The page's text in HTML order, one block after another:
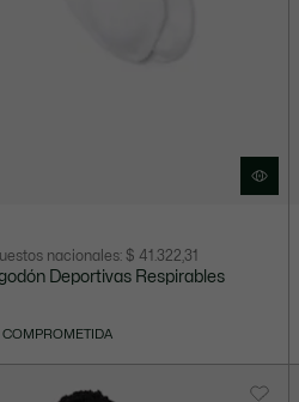
nacionales: $ 41.322,31
Deportivas Respirables